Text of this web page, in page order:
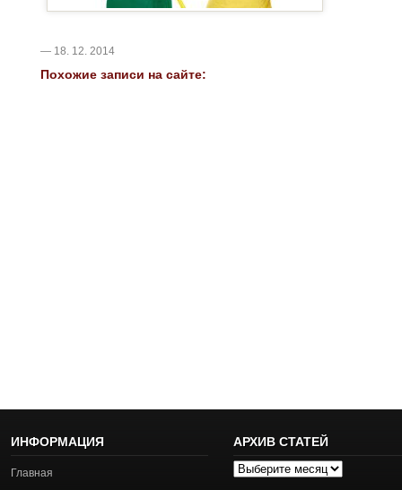
— 18. 12. 2014
Похожие записи на сайте:
ИНФОРМАЦИЯ
Главная
АРХИВ СТАТЕЙ
Архив